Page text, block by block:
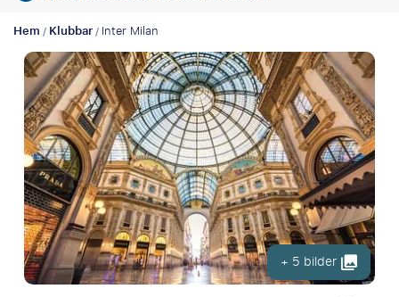
Hem/Klubbar/Inter Milan
+ 5 bilder